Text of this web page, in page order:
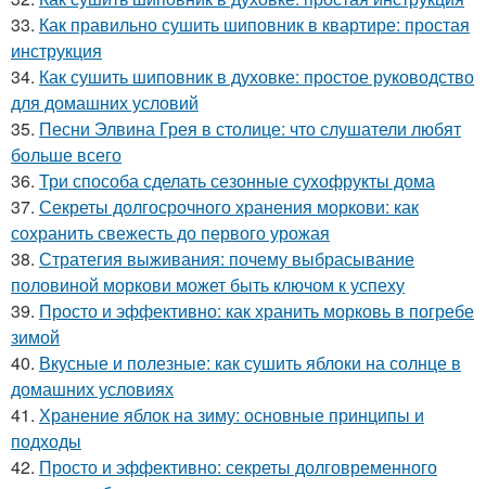
33. Как правильно сушить шиповник в квартире: простая
инструкция
34. Как сушить шиповник в духовке: простое руководство
для домашних условий
35. Песни Элвина Грея в столице: что слушатели любят
больше всего
36. Три способа сделать сезонные сухофрукты дома
37. Секреты долгосрочного хранения моркови: как
сохранить свежесть до первого урожая
38. Стратегия выживания: почему выбрасывание
половиной моркови может быть ключом к успеху
39. Просто и эффективно: как хранить морковь в погребе
зимой
40. Вкусные и полезные: как сушить яблоки на солнце в
домашних условиях
41. Хранение яблок на зиму: основные принципы и
подходы
42. Просто и эффективно: секреты долговременного